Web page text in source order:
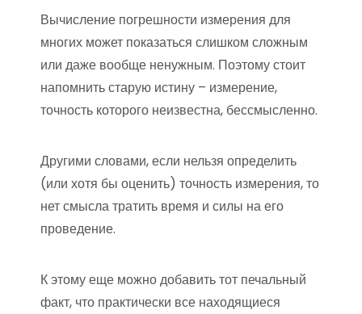
Вычисление погрешности измерения для
многих может показаться слишком сложным
или даже вообще ненужным. Поэтому стоит
напомнить старую истину – измерение,
точность которого неизвестна, бессмысленно.
Другими словами, если нельзя определить
(или хотя бы оценить) точность измерения, то
нет смысла тратить время и силы на его
проведение.
К этому еще можно добавить тот печальный
факт, что практически все находящиеся